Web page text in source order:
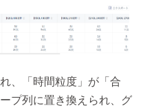
、「時間粒度」が「合
プ列に置き換えられ、グ